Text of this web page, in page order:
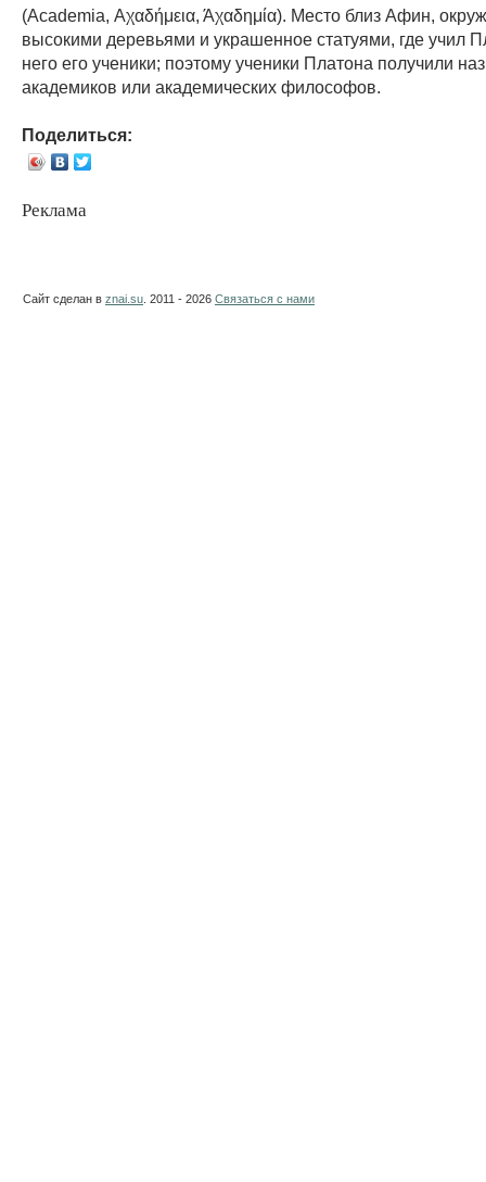
(Academia, Αχαδήμεια, Άχαδημία). Место близ Афин,
высокими деревьями и украшенное статуями, где учил
него его ученики; поэтому ученики Платона получили
академиков или академических философов.
Поделиться:
Реклама
Сайт сделан в znai.su . 2011 - 2026 Связаться с нами